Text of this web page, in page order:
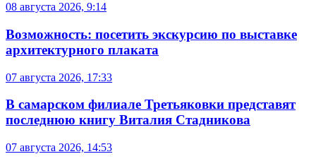
08 августа 2026, 9:14
Возможность: посетить экскурсию по выставке
архитектурного плаката
07 августа 2026, 17:33
В самарском филиале Третьяковки представят
последнюю книгу Виталия Стадникова
07 августа 2026, 14:53